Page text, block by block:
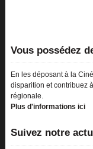
Vous possédez
En les déposant à la
disparition et contribuez
régionale.
Plus d'informations ici
Suivez notre